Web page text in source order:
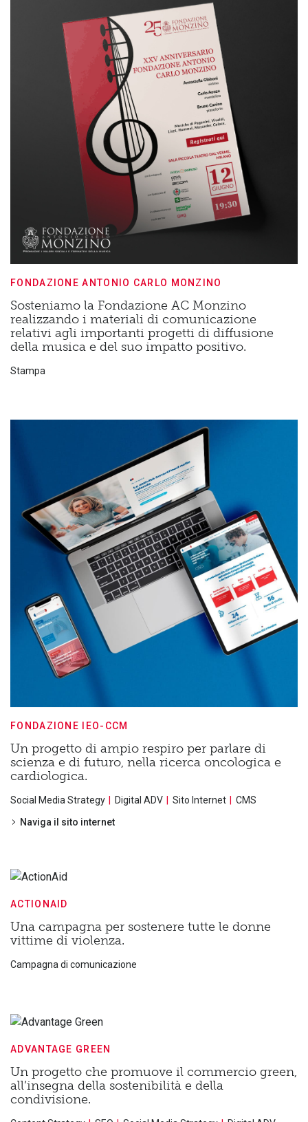
FONDAZIONE ANTONIO CARLO MONZINO
Sosteniamo la Fondazione AC Monzino
realizzando i materiali di comunicazione
relativi agli importanti progetti di diffusione
della musica e del suo impatto positivo.
Stampa
FONDAZIONE IEO-CCM
Un progetto di ampio respiro per parlare di
scienza e di futuro, nella ricerca oncologica e
cardiologica.
Social Media Strategy Digital ADV Sito Internet
CMS
Naviga il sito internet
ACTIONAID
Una campagna per sostenere tutte le donne
vittime di violenza.
Campagna di comunicazione
ADVANTAGE GREEN
Un progetto che promuove il commercio green,
all’insegna della sostenibilità e della
condivisione.